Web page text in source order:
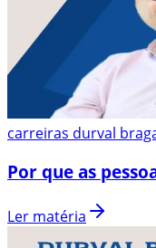
carreiras durval
Por que as
Ler matéria